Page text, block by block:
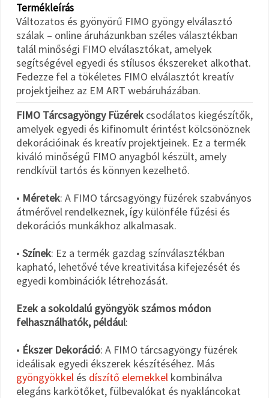
Termékleírás
Változatos és gyönyörű FIMO gyöngy elválasztó
szálak – online áruházunkban széles választékban
talál minőségi FIMO elválasztókat, amelyek
segítségével egyedi és stílusos ékszereket alkothat.
Fedezze fel a tökéletes FIMO elválasztót kreatív
projektjeihez az EM ART webáruházában.
FIMO Tárcsagyöngy Füzérek csodálatos kiegészítők,
amelyek egyedi és kifinomult érintést kölcsönöznek
dekorációinak és kreatív projektjeinek. Ez a termék
kiváló minőségű FIMO anyagból készült, amely
rendkívül tartós és könnyen kezelhető.
• Méretek: A FIMO tárcsagyöngy füzérek szabványos
átmérővel rendelkeznek, így különféle fűzési és
dekorációs munkákhoz alkalmasak.
• Színek: Ez a termék gazdag színválasztékban
kapható, lehetővé téve kreativitása kifejezését és
egyedi kombinációk létrehozását.
Ezek a sokoldalú gyöngyök számos módon
felhasználhatók, például:
• Ékszer Dekoráció: A FIMO tárcsagyöngy füzérek
ideálisak egyedi ékszerek készítéséhez. Más
gyöngyökkel és díszítő elemekkel kombinálva
elegáns karkötőket, fülbevalókat és nyakláncokat